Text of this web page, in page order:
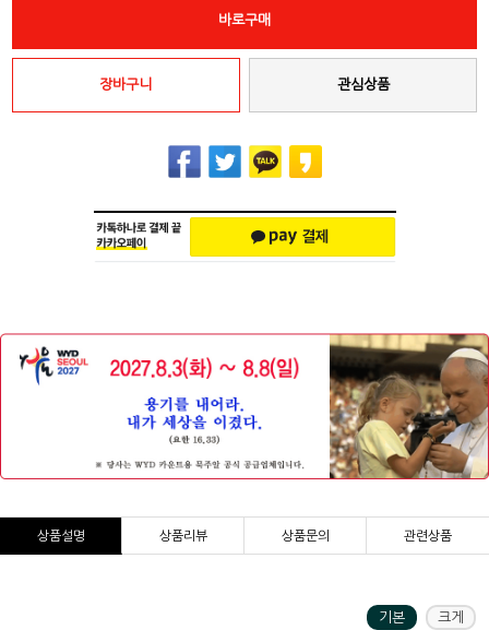
바로구매
장바구니 관심상품
상품설명 상품리뷰 상품문의 관련상품
기본 크게